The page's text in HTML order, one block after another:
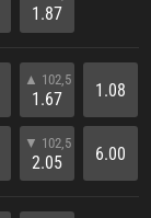
1.87
▲ 102,5
1.67
▼ 102,5
2.05
1.08
6.00